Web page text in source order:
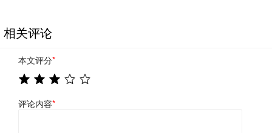
相关评论
本文评分*
评论内容*